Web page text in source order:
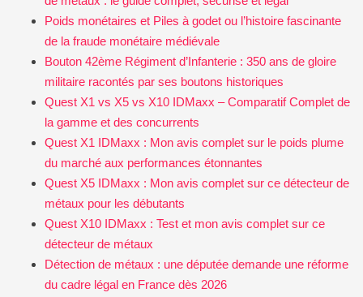
Poids monétaires et Piles à godet ou l’histoire fascinante
de la fraude monétaire médiévale
Bouton 42ème Régiment d’Infanterie : 350 ans de gloire
militaire racontés par ses boutons historiques
Quest X1 vs X5 vs X10 IDMaxx – Comparatif Complet de
la gamme et des concurrents
Quest X1 IDMaxx : Mon avis complet sur le poids plume
du marché aux performances étonnantes
Quest X5 IDMaxx : Mon avis complet sur ce détecteur de
métaux pour les débutants
Quest X10 IDMaxx : Test et mon avis complet sur ce
détecteur de métaux
Détection de métaux : une députée demande une réforme
du cadre légal en France dès 2026